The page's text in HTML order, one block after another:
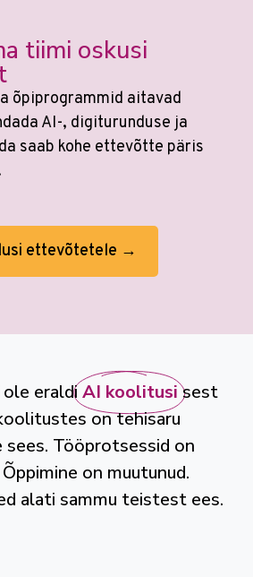
tiimi oskusi
õpiprogrammid aitavad
AI-, digiturunduse ja
saab kohe ettevõtte päris
ettevõtetele →
eraldiAI koolitusi sest
on tehisaru
sees. Tööprotsessid on
on muutunud.
alati sammu teistest ees.